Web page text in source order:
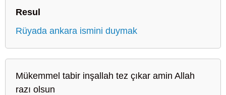
Resul
Rüyada ankara ismini duymak
Mükemmel tabir inşallah tez çıkar amin Allah
razı olsun